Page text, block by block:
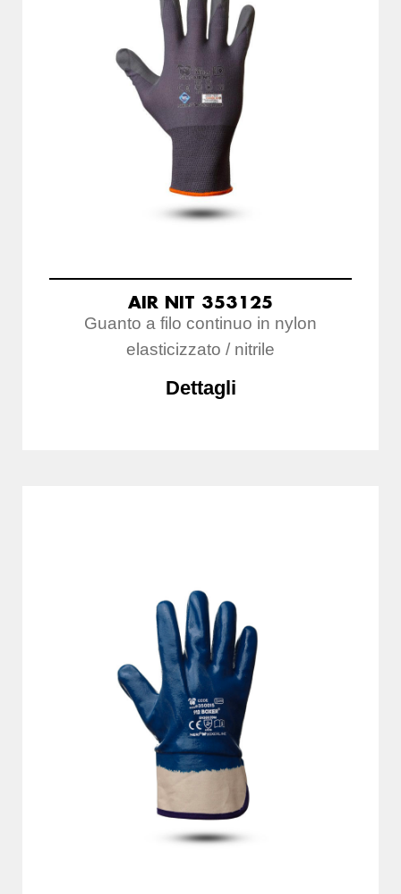
AIR NIT 353125
Guanto a filo continuo in nylon
elasticizzato / nitrile
Dettagli